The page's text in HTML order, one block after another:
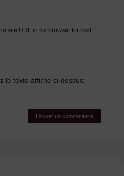
site URL in my browser for next
le texte affiché ci-dessus: